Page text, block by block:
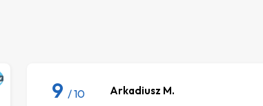
9 / 10 Arkadiusz M.